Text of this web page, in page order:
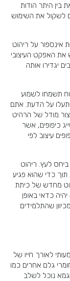
בין היתר הודות
לשקול את השימוש
אינספור על ריהוט
את האפקט העיצובי
יגדירו אותה
תשמחו לשמוע
על הדעת. אתם
מודל של הרהיט
כיפופים, אשר
עיצוב לפי
ביחס לעץ. ריהוט
כדי שהוא פגיע
מחדש של כיתת
כדאי באופן
שהתלמידים
לאורך חייו של
גלם אחרים כמו
נוכל לשלב